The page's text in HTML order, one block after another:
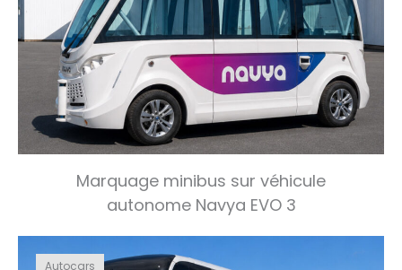
Marquage minibus sur véhicule
autonome Navya EVO 3
Autocars